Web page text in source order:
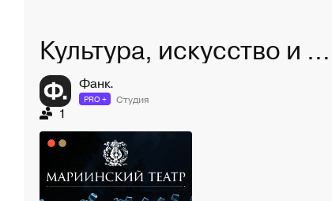
Культура, искусство и общество
Фанк.
PRO + Студия
1